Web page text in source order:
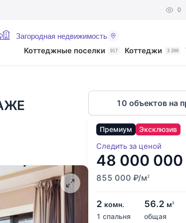
0
Загородная недвижимость
Коттеджные поселки 917 Коттеджи 3 269
10 объектов на
Премиум Эксклюзив
Следить за ценой
48 000 000
855 000 ₽/м2
2 комн.
1 спальня
56.2 м2
общая